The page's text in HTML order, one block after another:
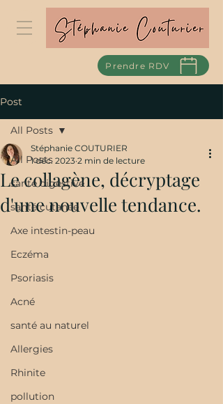
Prendre RDV
Post
All Posts
santé digestive
santé cutanée
Axe intestin-peau
Eczéma
Psoriasis
Acné
santé au naturel
Allergies
Rhinite
pollution
All Posts
Le collagène, décryptage
d'une nouvelle tendance.
Stéphanie COUTURIER
1 déc. 2023 2 min de lecture